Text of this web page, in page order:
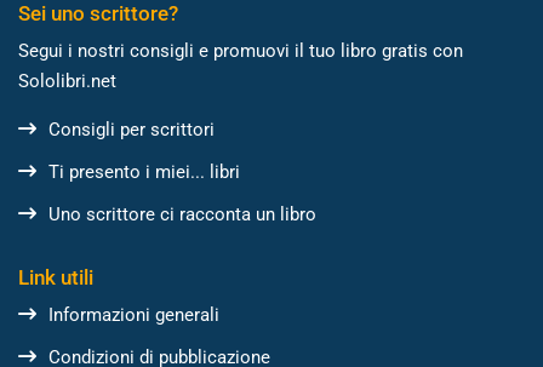
Sei uno scrittore?
Segui i nostri consigli e promuovi il tuo libro gratis con
Sololibri.net
Consigli per scrittori
Ti presento i miei... libri
Uno scrittore ci racconta un libro
Link utili
Informazioni generali
Condizioni di pubblicazione